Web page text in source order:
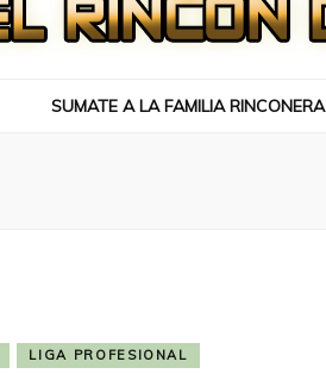
SUMATE A LA FAMILIA RINCONERA
LIGA PROFESIONAL